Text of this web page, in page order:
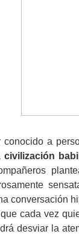
conocido a
civilización
conversación
cada vez
desviar la